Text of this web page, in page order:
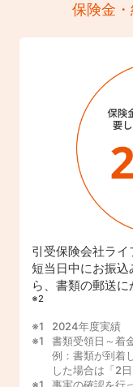
保険金
引受保険会社ラ
短当日中にお振
ら、書類の郵送に
※2
2024年度実績
書類受領日～着
例：書類が到着
した場合は「2